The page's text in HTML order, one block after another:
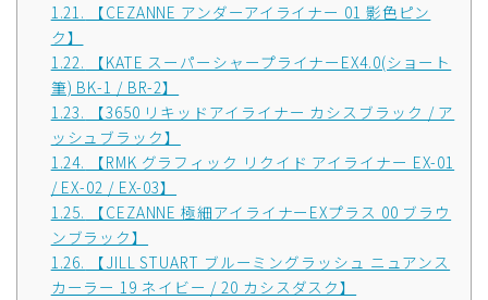
1.21.
【CEZANNE アンダーアイライナー 01 影色ピン
ク】
1.22.
【KATE スーパーシャープライナーEX4.0(ショート
筆) BK-1 / BR-2】
1.23.
【3650 リキッドアイライナー カシスブラック / ア
ッシュブラック】
1.24.
【RMK グラフィック リクイド アイライナー EX-01
/ EX-02 / EX-03】
1.25.
【CEZANNE 極細アイライナーEXプラス 00 ブラウ
ンブラック】
1.26.
【JILL STUART ブルーミングラッシュ ニュアンス
カーラー 19 ネイビー / 20 カシスダスク】